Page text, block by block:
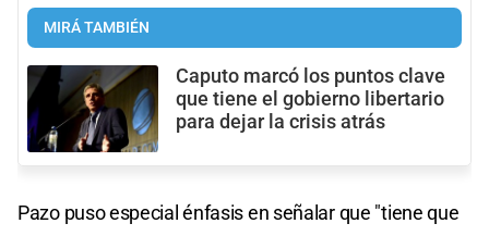
MIRÁ TAMBIÉN
Caputo marcó los puntos clave
que tiene el gobierno libertario
para dejar la crisis atrás
Pazo puso especial énfasis en señalar que "tiene que